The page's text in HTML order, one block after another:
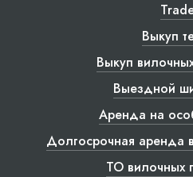
Выкуп
Выкуп
Выездной
Аренда на
Долгосрочная аренда
ТО вилочных